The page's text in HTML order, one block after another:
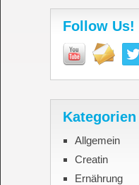
Follow Us!
Kategorien
Allgemein
Creatin
Ernährung